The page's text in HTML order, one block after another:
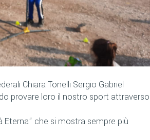
Chiara Tonelli Sergio Gabriel
provare loro il nostro sport attraverso
Eterna" che si mostra sempre più